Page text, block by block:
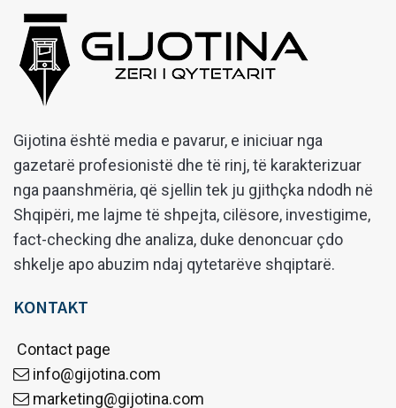
Gijotina është media e pavarur, e iniciuar nga
gazetarë profesionistë dhe të rinj, të karakterizuar
nga paanshmëria, që sjellin tek ju gjithçka ndodh në
Shqipëri, me lajme të shpejta, cilësore, investigime,
fact-checking dhe analiza, duke denoncuar çdo
shkelje apo abuzim ndaj qytetarëve shqiptarë.
KONTAKT
Contact page
info@gijotina.com
marketing@gijotina.com